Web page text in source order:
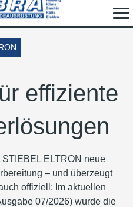
effiziente
ELTRON neue
– und überzeugt
offiziell: Im aktuellen
07/2026) wurde die